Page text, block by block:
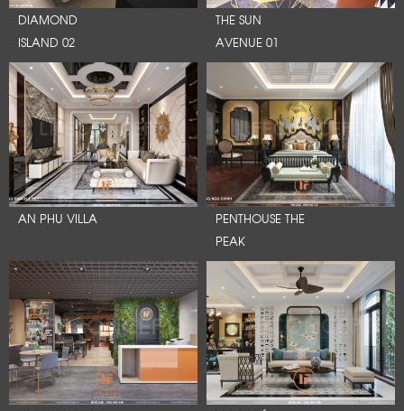
DIAMOND
ISLAND 02
THE SUN
AVENUE 01
AN PHU VILLA
PENTHOUSE THE
PEAK